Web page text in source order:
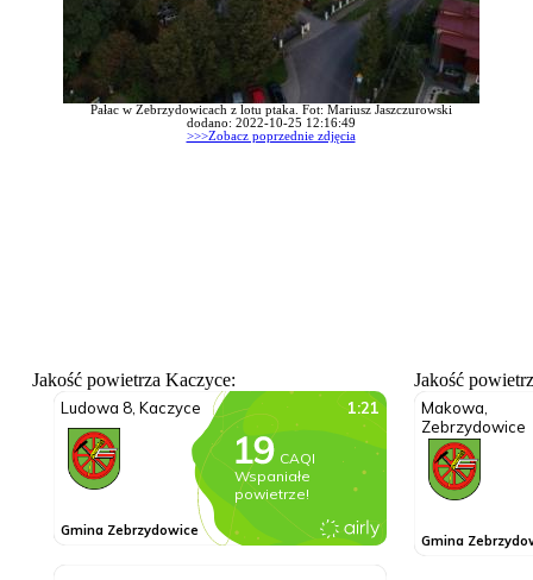
Pałac w Zebrzydowicach z lotu ptaka. Fot: Mariusz Jaszczurowski
dodano: 2022-10-25 12:16:49
>>>Zobacz poprzednie zdjęcia
Jakość powietrza Kaczyce: Jakość